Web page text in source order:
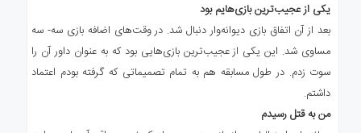
یکی از عجیب‌ترین بازی‌هایم بود
بعد از آن اتفاق بازی دیوانه‌وار دنبال شد. در وقت‌های اضافه بازی سه- سه
مساوی شد. این یکی از عجیب‌ترین بازی‌هایی بود که به عنوان داور آن را
سوت زدم. در طول مسابقه هم به تمام تصمیماتی که گرفته بودم اعتماد
داشتم.
من به قتل رسیدم